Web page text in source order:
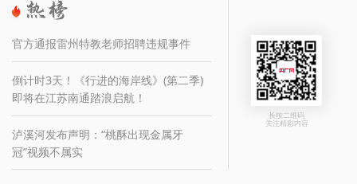
官方通报雷州特教老师招聘违规事件
倒计时3天！《行进的海岸线》(第二季)
即将在江苏南通踏浪启航！
泸溪河发布声明：“桃酥出现金属牙
冠”视频不属实
长按二维码
关注精彩内容